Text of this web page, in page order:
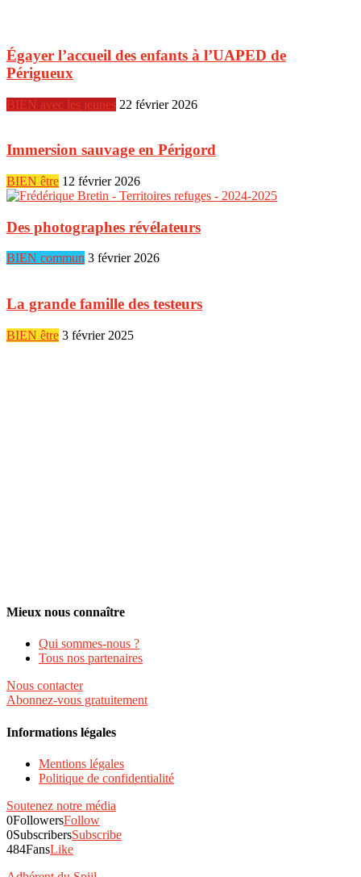
Égayer l’accueil des enfants à l’UAPED de
Périgueux
BIEN avec les jeunes 22 février 2026
Immersion sauvage en Périgord
BIEN être 12 février 2026
Des photographes révélateurs
BIEN commun 3 février 2026
La grande famille des testeurs
BIEN être 3 février 2025
Mieux nous connaître
Qui sommes-nous ?
Tous nos partenaires
Nous contacter
Abonnez-vous gratuitement
Informations légales
Mentions légales
Politique de confidentialité
Soutenez notre média
0FollowersFollow
0SubscribersSubscribe
484FansLike